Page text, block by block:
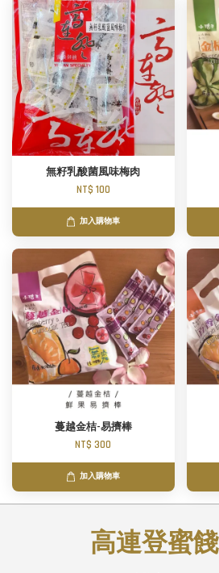
無籽乳酸菌風味梅肉
NT$ 100
加入購物車
蔓越金桔-易擠棒
NT$ 300
加入購物車
高連登蜜